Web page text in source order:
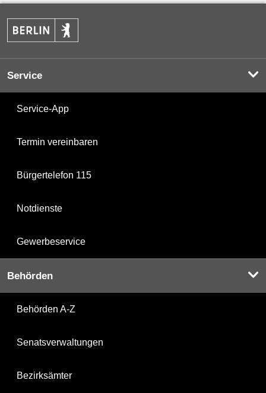
Service
Service-App
Termin vereinbaren
Bürgertelefon 115
Notdienste
Gewerbeservice
Behörden
Behörden A-Z
Senatsverwaltungen
Bezirksämter